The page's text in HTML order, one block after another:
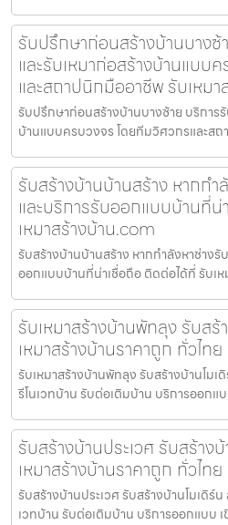
รับปรึกษาก่อนสร้างบ้านบางซ้
และรับเหมาก่อสร้างบ้านแบบ
และสถาปนิกมืออาชีพ รับเหม
รับปรึกษาก่อนสร้างบ้านบางซ้าย บริการ
บ้านแบบครบวงจร โดยทีมวิศวกรและส
รับสร้างบ้านบ้านสร้าง หากก
และบริการรับออกแบบบ้านที่
เหมาสร้างบ้าน.com
รับสร้างบ้านบ้านสร้าง หากกำลังหาช่าง
ออกแบบบ้านที่น่าเชื่อถือ ติดต่อได้ที่ รับเห
รับเหมาสร้างบ้านพัทลุง รับส
เหมาสร้างบ้านราคาถูก ทั่วไทย
รับเหมาสร้างบ้านพัทลุง รับสร้างบ้านโมเ
รีโนเวทบ้าน รับต่อเติมบ้าน บริการออกแ
รับสร้างบ้านประเวศ รับสร้า
เหมาสร้างบ้านราคาถูก ทั่วไทย
รับสร้างบ้านประเวศ รับสร้างบ้านโมเดิร์
เวทบ้าน รับต่อเติมบ้าน บริการออกแบบ